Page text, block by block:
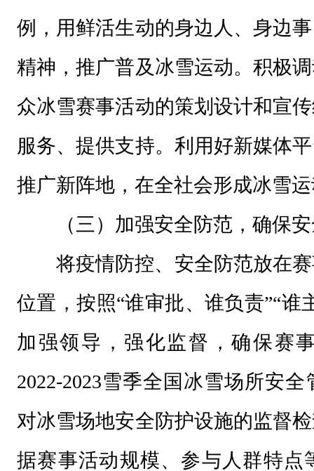
例，用鲜活生动的身边人、身边
精神，推广普及冰雪运动。积极
众冰雪赛事活动的策划设计和宣
服务、提供支持。利用好新媒体
推广新阵地，在全社会形成冰雪
（三）加强安全防范，确保
将疫情防控、安全防范放在
位置，按照“谁审批、谁负责”“谁
加强领导，强化监督，确保赛
2022-2023雪季全国冰雪场所安
对冰雪场地安全防护设施的监督
据赛事活动规模、参与人群特点